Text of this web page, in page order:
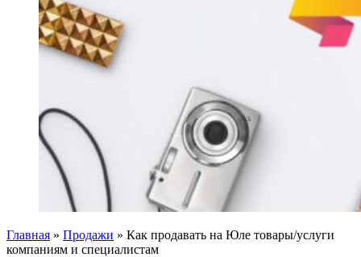
Главная » Продажи » Как продавать на Юле товары/услуги
компаниям и специалистам